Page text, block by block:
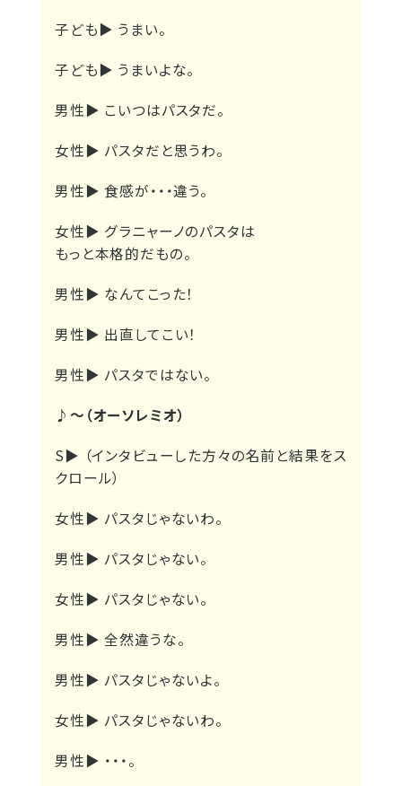
子ども▶ うまい。
子ども▶ うまいよな。
男性▶ こいつはパスタだ。
女性▶ パスタだと思うわ。
男性▶食感が・・・違う。
女性▶ グラニャーノのパスタは
もっと本格的だもの。
男性▶ なんてこった！
男性▶ 出直してこい！
男性▶ パスタではない。
♪～（オーソレミオ）
S▶ （インタビューした方々の名前と結果をス
クロール）
女性▶ パスタじゃないわ。
男性▶ パスタじゃない。
女性▶ パスタじゃない。
男性▶全然違うな。
男性▶ パスタじゃないよ。
女性▶ パスタじゃないわ。
男性▶ ・・・。